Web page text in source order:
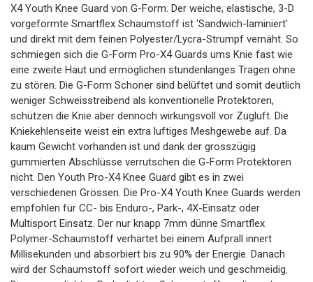
X4 Youth Knee Guard von G-Form. Der weiche, elastische, 3-D
vorgeformte Smartflex Schaumstoff ist 'Sandwich-laminiert'
und direkt mit dem feinen Polyester/Lycra-Strumpf vernäht. So
schmiegen sich die G-Form Pro-X4 Guards ums Knie fast wie
eine zweite Haut und ermöglichen stundenlanges Tragen ohne
zu stören. Die G-Form Schoner sind belüftet und somit deutlich
weniger Schweisstreibend als konventionelle Protektoren,
schützen die Knie aber dennoch wirkungsvoll vor Zugluft. Die
Kniekehlenseite weist ein extra luftiges Meshgewebe auf. Da
kaum Gewicht vorhanden ist und dank der grosszügig
gummierten Abschlüsse verrutschen die G-Form Protektoren
nicht. Den Youth Pro-X4 Knee Guard gibt es in zwei
verschiedenen Grössen. Die Pro-X4 Youth Knee Guards werden
empfohlen für CC- bis Enduro-, Park-, 4X-Einsatz oder
Multisport Einsatz. Der nur knapp 7mm dünne Smartflex
Polymer-Schaumstoff verhärtet bei einem Aufprall innert
Millisekunden und absorbiert bis zu 90% der Energie. Danach
wird der Schaumstoff sofort wieder weich und geschmeidig.